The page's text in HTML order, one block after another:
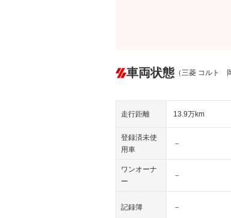
車両状態 （三菱 コルト
走行距離 13.9万km
登録済未使
用車
－
ワンオーナ
ー
－
記録簿 －